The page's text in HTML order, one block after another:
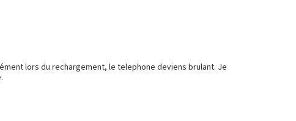
lors du rechargement, le telephone deviens brulant. Je